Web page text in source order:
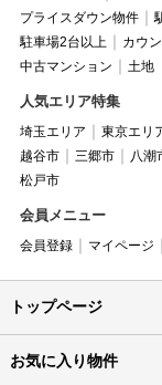
プライスダウン物件
駐車場2台以上
カウ
中古マンション
土地
人気エリア特集
埼玉エリア 東京エリ
越谷市
三郷市 八潮
松戸市
会員メニュー
会員登録 マイページ
トップページ
お気に入り物件